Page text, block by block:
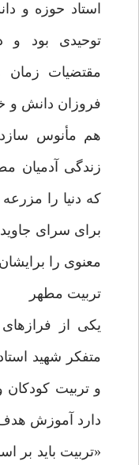
استاد حوزه و
توحيدى بود و
مقتضيات
فروزان دانش و
هم مأنوس
زندگى آدميان
كه دنيا را
براى سراى
معنوى را
تربيت مطهر
يكى از
متفكر شهيد
و تربيت كودكان
دارد آموزش هدف بعثت
«تربيت بايد بر